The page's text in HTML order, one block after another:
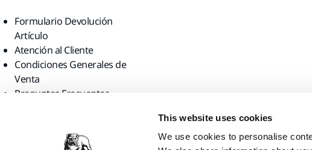
This website uses cookies
We use cookies to personalise
Formulario Devolución
Artículo
Atención al Cliente
Condiciones Generales de
Venta
Preguntas Frecuentes